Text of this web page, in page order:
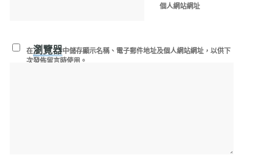
個人網站網址
在瀏覽器中儲存顯示名稱、電子郵件地址及個人網站網址，以供下
次發佈留言時使用。